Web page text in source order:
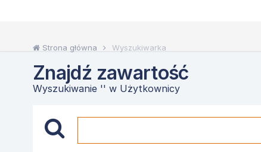
Strona główna Wyszukiwarka
Znajdź zawartość
Wyszukiwanie '' w Użytkownicy